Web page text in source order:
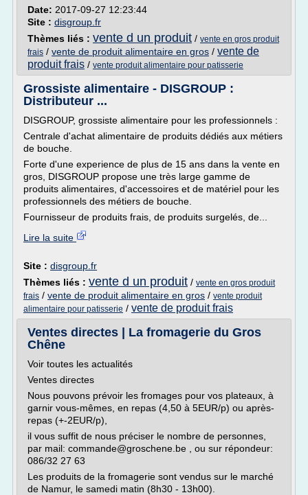
Date: 2017-09-27 12:23:44
Site : disgroup.fr
Thèmes liés : vente d un produit / vente en gros produit
frais / vente de produit alimentaire en gros / vente de
produit frais / vente produit alimentaire pour patisserie
Grossiste alimentaire - DISGROUP :
Distributeur ...
DISGROUP, grossiste alimentaire pour les professionnels :
Centrale d'achat alimentaire de produits dédiés aux métiers
de bouche.
Forte d'une experience de plus de 15 ans dans la vente en
gros, DISGROUP propose une très large gamme de
produits alimentaires, d'accessoires et de matériel pour les
professionnels des métiers de bouche.
Fournisseur de produits frais, de produits surgelés, de...
Lire la suite
Site : disgroup.fr
Thèmes liés : vente d un produit / vente en gros produit
frais / vente de produit alimentaire en gros / vente produit
alimentaire pour patisserie / vente de produit frais
Ventes directes | La fromagerie du Gros
Chêne
Voir toutes les actualités
Ventes directes
Nous pouvons prévoir les fromages pour vos plateaux, à
garnir vous-mêmes, en repas (4,50 à 5EUR/p) ou après-
repas (+-2EUR/p),
il vous suffit de nous préciser le nombre de personnes,
par mail: commande@groschene.be , ou sur répondeur:
086/32 27 63
Les produits de la fromagerie sont vendus sur le marché
de Namur, le samedi matin (8h30 - 13h00).